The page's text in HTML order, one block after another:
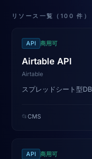
リソース一覧（100 件）
API 商用可
Airtable API
Airtable
スプレッドシート型
📂 CMS
API 商用可